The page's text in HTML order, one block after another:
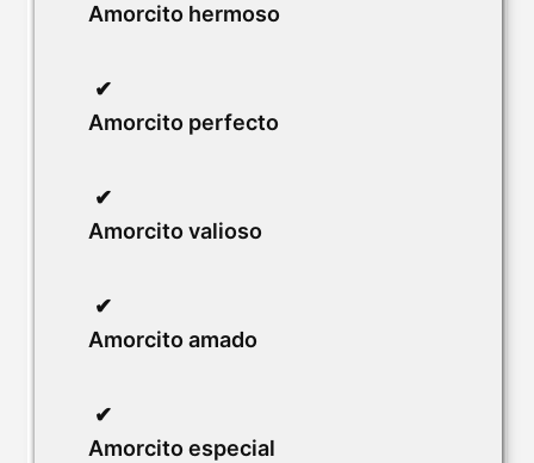
Amorcito hermoso
Amorcito perfecto
Amorcito valioso
Amorcito amado
Amorcito especial